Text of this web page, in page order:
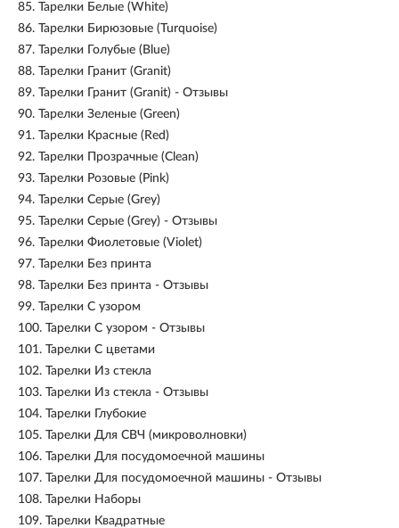
85. Тарелки Белые (White)
86. Тарелки Бирюзовые (Turquoise)
87. Тарелки Голубые (Blue)
88. Тарелки Гранит (Granit)
89. Тарелки Гранит (Granit) - Отзывы
90. Тарелки Зеленые (Green)
91. Тарелки Красные (Red)
92. Тарелки Прозрачные (Clean)
93. Тарелки Розовые (Pink)
94. Тарелки Серые (Grey)
95. Тарелки Серые (Grey) - Отзывы
96. Тарелки Фиолетовые (Violet)
97. Тарелки Без принта
98. Тарелки Без принта - Отзывы
99. Тарелки С узором
100. Тарелки С узором - Отзывы
101. Тарелки С цветами
102. Тарелки Из стекла
103. Тарелки Из стекла - Отзывы
104. Тарелки Глубокие
105. Тарелки Для СВЧ (микроволновки)
106. Тарелки Для посудомоечной машины
107. Тарелки Для посудомоечной машины - Отзывы
108. Тарелки Наборы
109. Тарелки Квадратные